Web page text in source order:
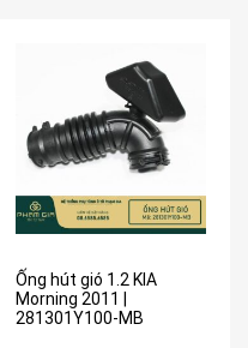
Ống hút gió 1.2 KIA
Morning 2011 |
281301Y100-MB